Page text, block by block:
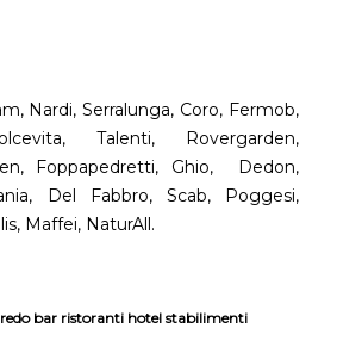
Nardi, Serralunga, Coro, Fermob,
Talenti, Rovergarden,
Foppapedretti, Ghio, Dedon,
Del Fabbro, Scab, Poggesi,
Maffei, NaturAll.
bar ristoranti hotel stabilimenti